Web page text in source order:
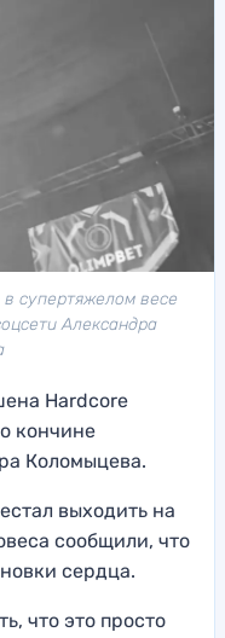
супертяжелом весе
Александра
Hardcore
кончине
Коломыцева.
выходить на
сообщили, что
сердца.
что это просто